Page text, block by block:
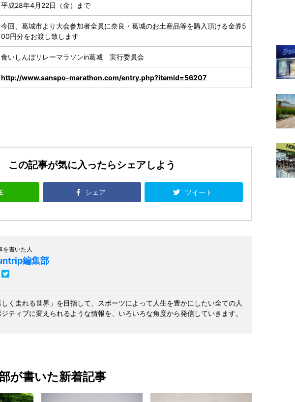
平成28年4月22日（金）まで
今回、葛城市より大会参加者全員に奈良・葛城のお土産品等を購入頂ける金券5
00円分をお渡し致します
食いしんぼリレーマラソンin葛城 実行委員会
http://www.sanspo-marathon.com/entry.php?itemid=56207
この記事が気に入ったらシェアしよう
シェア ツイート
を書いた人
編集部
しく走れる世界」を目指して、スポーツによって人生を豊かにしたい全ての人
ティブに変えられるような情報を、いろいろな角度から発信していきます。
が書いた新着記事